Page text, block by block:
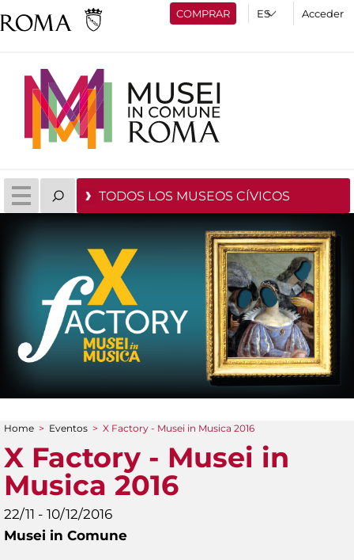
COMPRAR Acceder
TODOS LOS MUSEOS CÍVICOS
You are here
Home > Eventos > X Factory - Musei in Musica 2016
X Factory - Musei in
Musica 2016
22/11 - 10/12/2016
Musei in Comune